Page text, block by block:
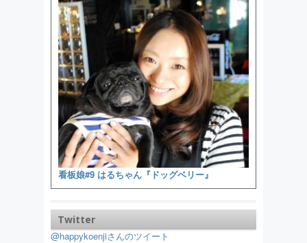
看板娘#9 はるちゃん『ドッグベリー』
Twitter
@happykoenjiさんのツイート